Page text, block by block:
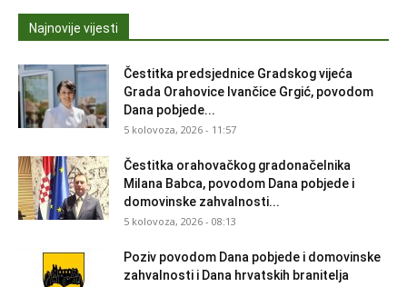
Najnovije vijesti
Čestitka predsjednice Gradskog vijeća
Grada Orahovice Ivančice Grgić, povodom
Dana pobjede...
5 kolovoza, 2026 - 11:57
Čestitka orahovačkog gradonačelnika
Milana Babca, povodom Dana pobjede i
domovinske zahvalnosti...
5 kolovoza, 2026 - 08:13
Poziv povodom Dana pobjede i domovinske
zahvalnosti i Dana hrvatskih branitelja